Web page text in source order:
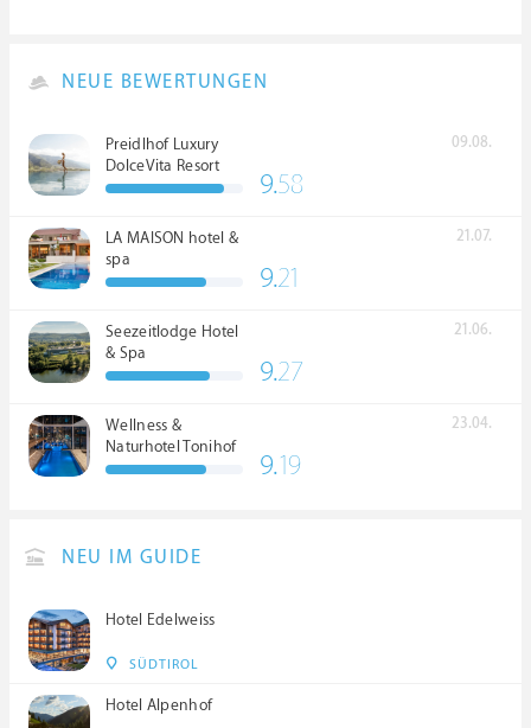
NEUE BEWERTUNGEN
Preidlhof Luxury
DolceVita Resort
*****
09.08.
9.58
LA MAISON hotel &
spa
21.07.
9.21
Seezeitlodge Hotel
& Spa
21.06.
9.27
Wellness &
Naturhotel Tonihof
****S
23.04.
9.19
NEU IM GUIDE
Hotel Edelweiss
SÜDTIROL
Hotel Alpenhof